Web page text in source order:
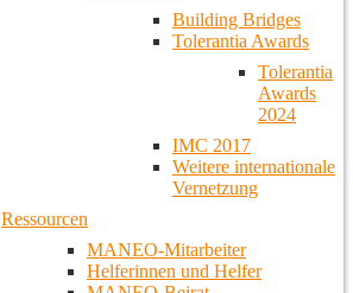
Building Bridges
Tolerantia Awards
Tolerantia
Awards
2024
IMC 2017
Weitere internationale
Vernetzung
Ressourcen
MANEO-Mitarbeiter
Helferinnen und Helfer